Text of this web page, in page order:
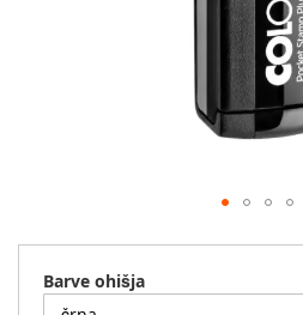
začetek
galerije
Barve ohišja